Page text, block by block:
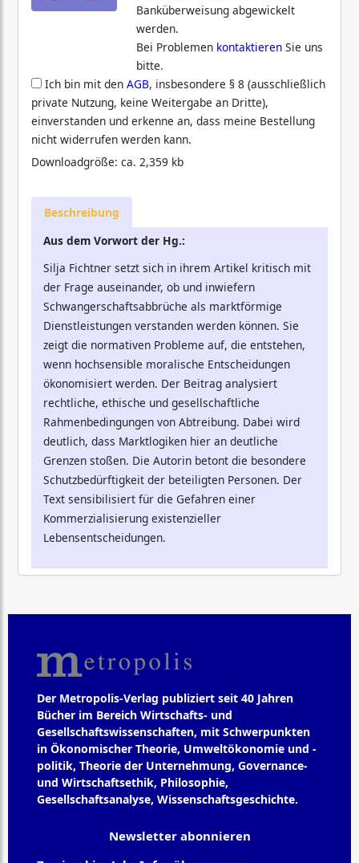
Banküberweisung abgewickelt
werden.
Bei Problemen kontaktieren Sie uns
bitte.
Ich bin mit den AGB, insbesondere § 8 (ausschließlich
private Nutzung, keine Weitergabe an Dritte),
einverstanden und erkenne an, dass meine Bestellung
nicht widerrufen werden kann.
Downloadgröße: ca. 2,359 kb
Beschreibung
Aus dem Vorwort der Hg.:
Silja Fichtner setzt sich in ihrem Artikel kritisch mit
der Frage auseinander, ob und inwiefern
Schwangerschaftsabbrüche als marktförmige
Dienstleistungen verstanden werden können. Sie
zeigt die normativen Probleme auf, die entstehen,
wenn hochsensible moralische Entscheidungen
ökonomisiert werden. Der Beitrag analysiert
rechtliche, ethische und gesellschaftliche
Rahmenbedingungen von Abtreibung. Dabei wird
deutlich, dass Marktlogiken hier an deutliche
Grenzen stoßen. Die Autorin betont die besondere
Schutzbedürftigkeit der beteiligten Personen. Der
Text sensibilisiert für die Gefahren einer
Kommerzialisierung existenzieller
Lebensentscheidungen.
Der Metropolis-Verlag publiziert seit 40 Jahren
Bücher im Bereich Wirtschafts- und
Gesellschaftswissenschaften, mit Schwerpunkten
in Ökonomischer Theorie, Umweltökonomie und -
politik, Theorie der Unternehmung, Governance-
und Wirtschaftsethik, Philosophie,
Gesellschaftsanalyse, Wissenschaftsgeschichte.
Newsletter abonnieren